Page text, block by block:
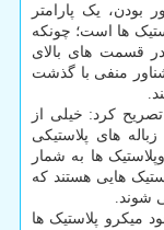
بودن، یک پارامتر
ها است؛ چونکه
قسمت های بالای
منفی با گذشت
کرد: خیلی از
رسوبات (تا ۹۶ درصد)، زباله های پلاستیکی
ها به شمار
هایی هستند که
شوند.
میکرو پلاستیک ها